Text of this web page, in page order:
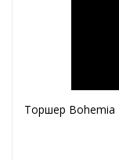
Торшер Bohemia